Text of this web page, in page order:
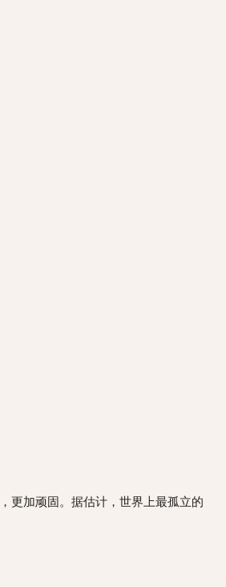
更加顽固。据估计，世界上最孤立的